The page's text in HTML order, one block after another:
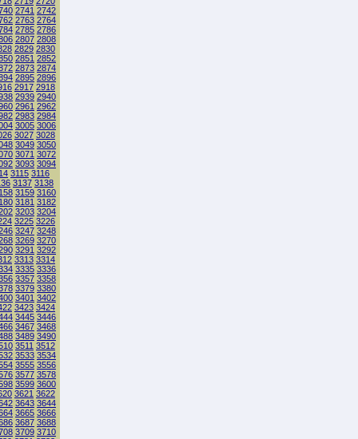
2741 2742
2763 2764
2785 2786
2807 2808
2829 2830
2851 2852
2873 2874
2895 2896
2917 2918
2939 2940
2961 2962
2983 2984
3005 3006
3027 3028
3049 3050
3071 3072
3093 3094
3115 3116
3137 3138
3159 3160
3181 3182
3203 3204
3225 3226
3247 3248
3269 3270
3291 3292
3313 3314
3335 3336
3357 3358
3379 3380
3401 3402
3423 3424
3445 3446
3467 3468
3489 3490
3511 3512
3533 3534
3555 3556
3577 3578
3599 3600
3621 3622
3643 3644
3665 3666
3687 3688
3709 3710